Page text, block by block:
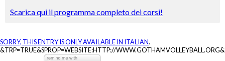
Scarica qui il programma completo dei corsi!
SORRY, THIS ENTRY IS ONLY AVAILABLE IN ITALIAN.
&TRP=TRUE&SPROP=WEBSITE:HTTP://